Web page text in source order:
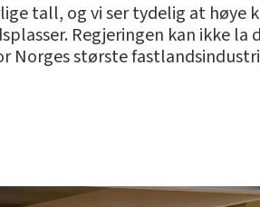
tall, og vi ser tydelig at
Regjeringen kan ikke
Norges største